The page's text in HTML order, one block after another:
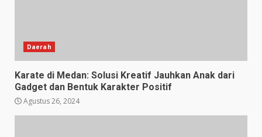
Daerah
Karate di Medan: Solusi Kreatif Jauhkan Anak dari
Gadget dan Bentuk Karakter Positif
Agustus 26, 2024